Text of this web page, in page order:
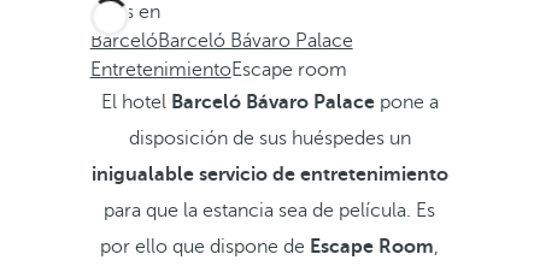
Estás en
BarcelóBarceló Bávaro Palace
EntretenimientoEscape room
El hotel Barceló Bávaro Palace pone a
disposición de sus huéspedes un
inigualable servicio de entretenimiento
para que la estancia sea de película. Es
por ello que dispone de Escape Room,